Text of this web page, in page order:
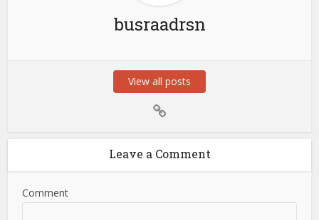
busraadrsn
View all posts
Leave a Comment
Comment